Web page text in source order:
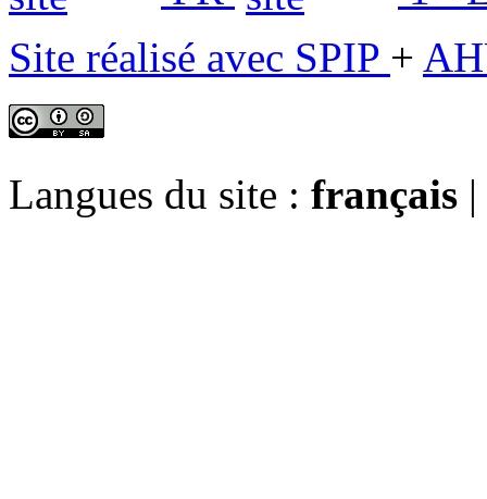
Site réalisé avec SPIP +
Langues du site : français |